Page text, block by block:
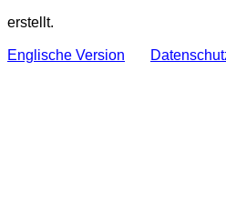
erstellt.
Englische Version